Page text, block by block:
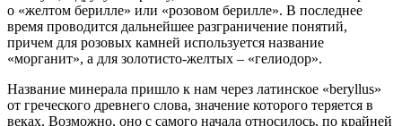
о «желтом берилле» или «розовом берилле». В последнее
время проводится дальнейшее разграничение понятий,
причем для розовых камней используется название
«морганит», а для золотисто-желтых – «гелиодор».
Название минерала пришло к нам через латинское «beryllus»
от греческого древнего слова, значение которого теряется в
веках. Возможно, оно с самого начала относилось, по крайней